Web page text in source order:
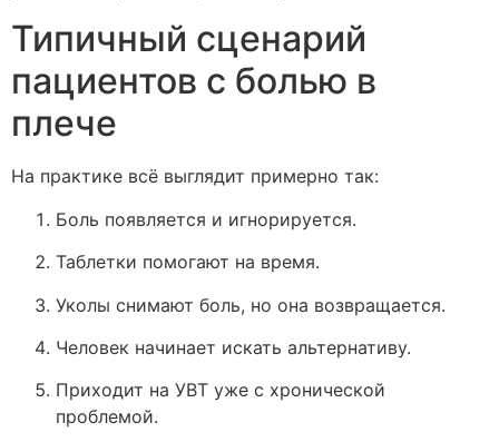
Типичный сценарий
пациентов с болью в
плече
На практике всё выглядит примерно так:
Боль появляется и игнорируется.
Таблетки помогают на время.
Уколы снимают боль, но она возвращается.
Человек начинает искать альтернативу.
Приходит на УВТ уже с хронической
проблемой.